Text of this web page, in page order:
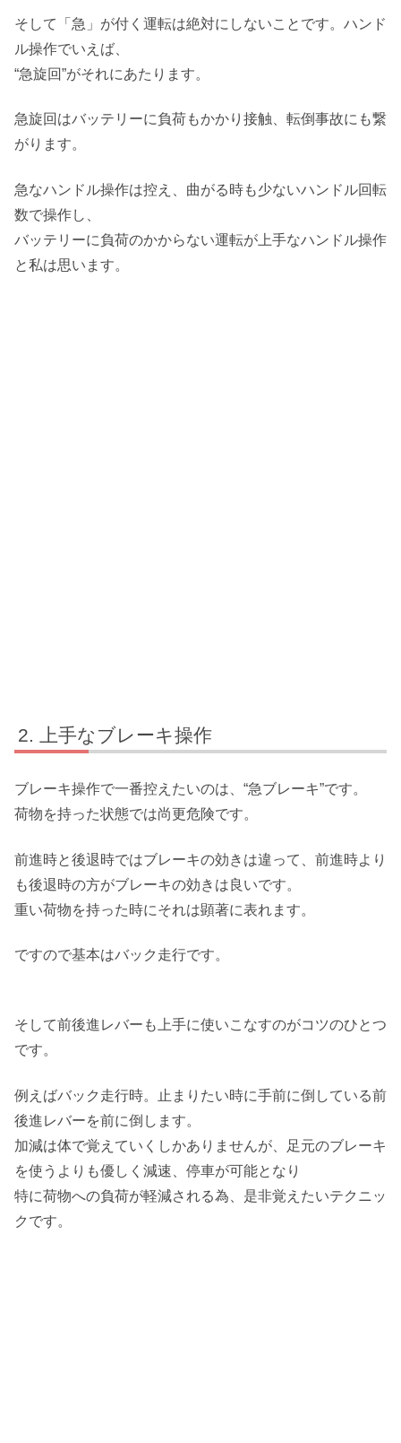
そして「急」が付く運転は絶対にしないことです。ハンド
ル操作でいえば、
“急旋回”がそれにあたります。
急旋回はバッテリーに負荷もかかり接触、転倒事故にも繋
がります。
急なハンドル操作は控え、曲がる時も少ないハンドル回転
数で操作し、
バッテリーに負荷のかからない運転が上手なハンドル操作
と私は思います。
上手なブレーキ操作
ブレーキ操作で一番控えたいのは、“急ブレーキ”です。
荷物を持った状態では尚更危険です。
前進時と後退時ではブレーキの効きは違って、前進時より
も後退時の方がブレーキの効きは良いです。
重い荷物を持った時にそれは顕著に表れます。
ですので基本はバック走行です。
そして前後進レバーも上手に使いこなすのがコツのひとつ
です。
例えばバック走行時。止まりたい時に手前に倒している前
後進レバーを前に倒します。
加減は体で覚えていくしかありませんが、足元のブレーキ
を使うよりも優しく減速、停車が可能となり
特に荷物への負荷が軽減される為、是非覚えたいテクニッ
クです。